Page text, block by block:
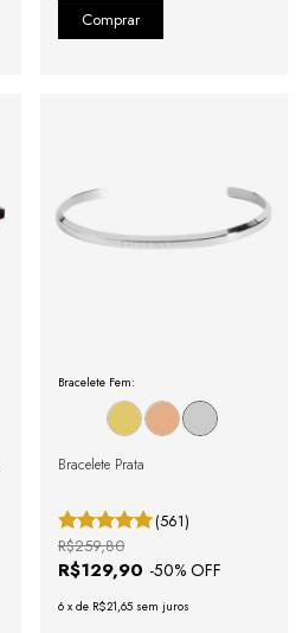
Bracelete Fem:
Bracelete Prata
(561)
R$129,90 -50% OFF
R$259,80
6 x de R$21,65 sem juros